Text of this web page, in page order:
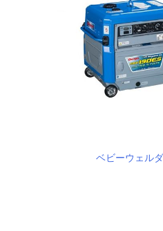
ベビーウェル